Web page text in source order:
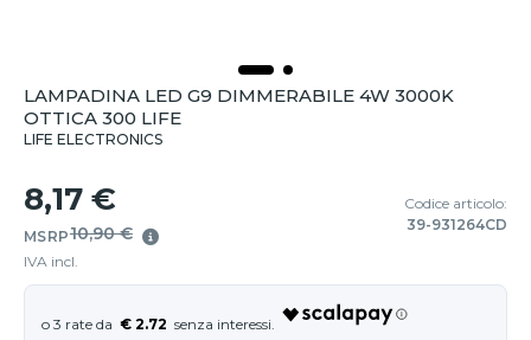
LAMPADINA LED G9 DIMMERABILE 4W 3000K
OTTICA 300 LIFE
LIFE ELECTRONICS
8,17 €
MSRP10,90 €
IVA incl.
Codice articolo:
39-931264CD
€ 2.72